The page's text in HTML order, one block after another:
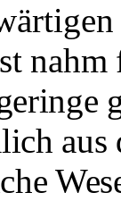
nahm
aus